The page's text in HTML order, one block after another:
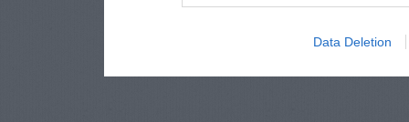
Data Deletion